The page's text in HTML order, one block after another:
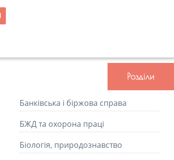
Розділи
Банківська і біржова справа
БЖД та охорона праці
Біологія, природознавство